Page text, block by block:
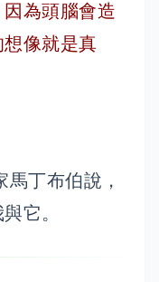
為頭腦會造
像就是真
丁布伯說，
它。